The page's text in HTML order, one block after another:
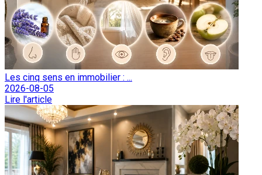
Les cinq sens en immobilier : ...
2026-08-05
Lire l'article